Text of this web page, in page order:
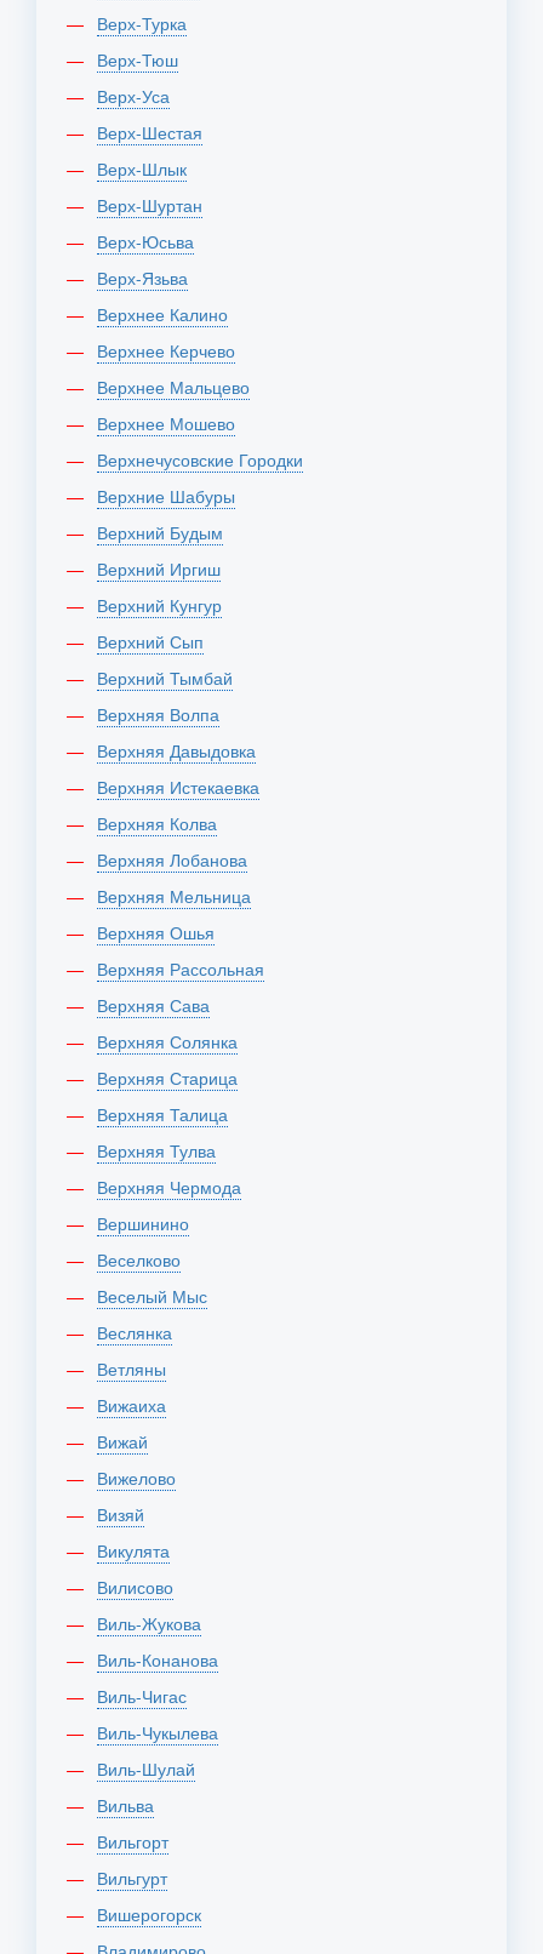
Верх-Турка
Верх-Тюш
Верх-Уса
Верх-Шестая
Верх-Шлык
Верх-Шуртан
Верх-Юсьва
Верх-Язьва
Верхнее Калино
Верхнее Керчево
Верхнее Мальцево
Верхнее Мошево
Верхнечусовские Городки
Верхние Шабуры
Верхний Будым
Верхний Иргиш
Верхний Кунгур
Верхний Сып
Верхний Тымбай
Верхняя Волпа
Верхняя Давыдовка
Верхняя Истекаевка
Верхняя Колва
Верхняя Лобанова
Верхняя Мельница
Верхняя Ошья
Верхняя Рассольная
Верхняя Сава
Верхняя Солянка
Верхняя Старица
Верхняя Талица
Верхняя Тулва
Верхняя Чермода
Вершинино
Веселково
Веселый Мыс
Веслянка
Ветляны
Вижаиха
Вижай
Вижелово
Визяй
Викулята
Вилисово
Виль-Жукова
Виль-Конанова
Виль-Чигас
Виль-Чукылева
Виль-Шулай
Вильва
Вильгорт
Вильгурт
Вишерогорск